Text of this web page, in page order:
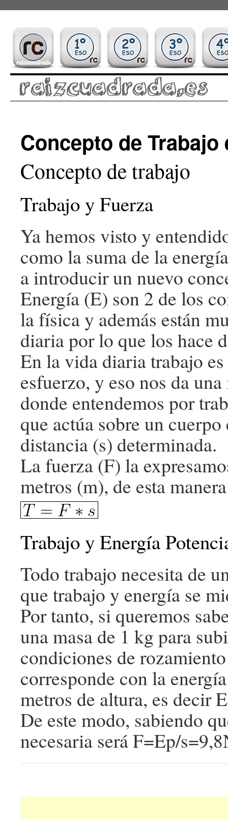
Concepto de Trabajo
Concepto de trabajo
Trabajo y Fuerza
Ya hemos visto y
como la suma de la
a introducir un nuevo
Energía (E) son 2 de los
la física y además están
diaria por lo que los hace
En la vida diaria trabajo
esfuerzo, y eso nos da
donde entendemos por
que actúa sobre un
distancia (s) determinada.
La fuerza (F) la
metros (m), de esta
Trabajo y Energía
Todo trabajo necesita de
que trabajo y energía se
Por tanto, si queremos
una masa de 1 kg para
condiciones de
corresponde con la
metros de altura, es decir
De este modo, sabiendo
necesaria será F=Ep/